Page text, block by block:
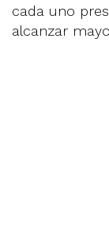
cada uno
alcanzar